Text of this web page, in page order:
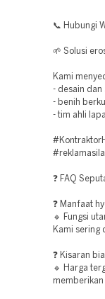
📞 Hubungi
🌱 Solusi
Kami
- desain dan
- benih
- tim ahli
❓ FAQ
❓ Manfaat
🔹 Fungsi
Kami sering
❓ Kisaran
🔹 Harga
memberikan